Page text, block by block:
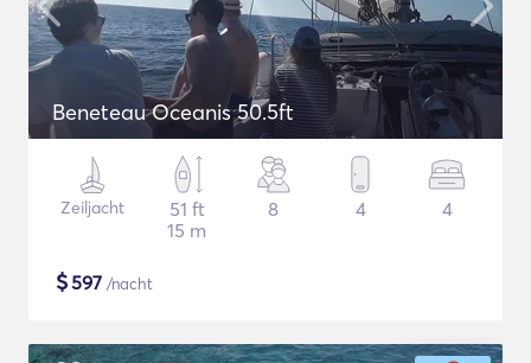
Beneteau Oceanis 50.5ft
Zeiljacht
51 ft
15 m
8 4 4
$597 /nacht